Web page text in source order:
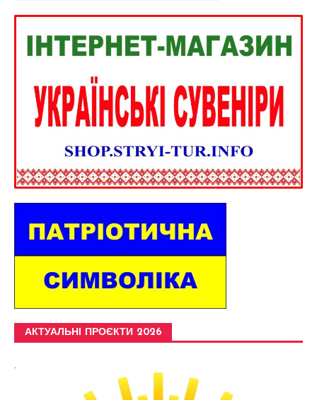
АКТУАЛЬНІ ПРОЄКТИ 2026
.